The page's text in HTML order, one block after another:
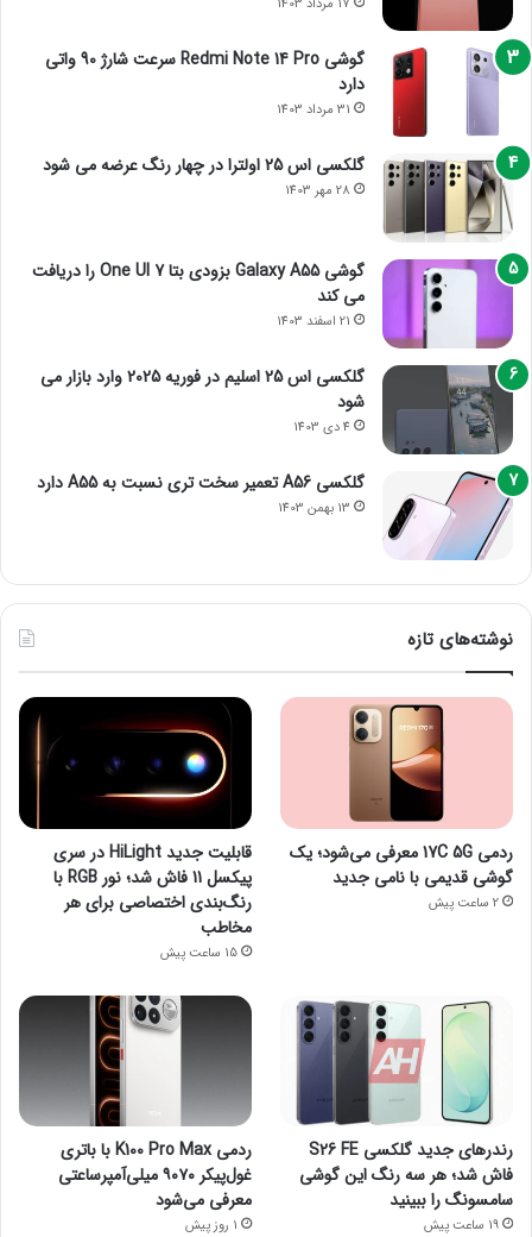
17 مرداد 1403
گوشی Redmi Note 14 Pro سرعت شارژ 90 واتی
دارد
31 مرداد 1403
گلکسی اس 25 اولترا در چهار رنگ عرضه می شود
28 مهر 1403
گوشی Galaxy A55 بزودی بتا One UI 7 را دریافت
می کند
21 اسفند 1403
گلکسی اس 25 اسلیم در فوریه 2025 وارد بازار می
شود
4 دی 1403
گلکسی A56 تعمیر سخت تری نسبت به A55 دارد
13 بهمن 1403
نوشته‌های تازه
ردمی 17C 5G معرفی می‌شود؛ یک
گوشی قدیمی با نامی جدید
2 ساعت پیش
قابلیت جدید HiLight در سری
پیکسل 11 فاش شد؛ نور RGB با
رنگ‌بندی اختصاصی برای هر
مخاطب
15 ساعت پیش
رندرهای جدید گلکسی S26 FE
فاش شد؛ هر سه رنگ این گوشی
سامسونگ را ببینید
19 ساعت پیش
ردمی K100 Pro Max با باتری
غول‌پیکر ۹۰۷۰ میلی‌آمپرساعتی
معرفی می‌شود
1 روز پیش